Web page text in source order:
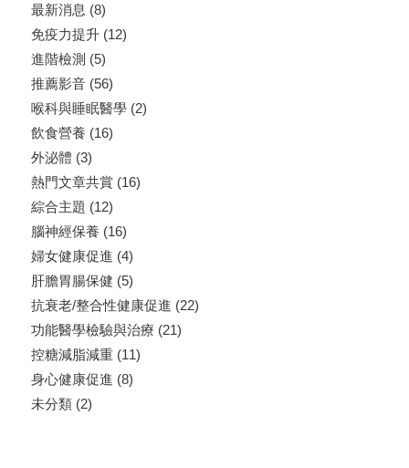
最新消息 (8)
免疫力提升(12)
進階檢測 (5)
推薦影音(56)
喉科與睡眠醫學(2)
飲食營養 (16)
外泌體 (3)
熱門文章共賞 (16)
綜合主題 (12)
腦神經保養 (16)
婦女健康促進 (4)
肝膽胃腸保健 (5)
抗衰老/整合性健康促進 (22)
功能醫學檢驗與治療 (21)
控糖減脂減重(11)
身心健康促進 (8)
未分類(2)